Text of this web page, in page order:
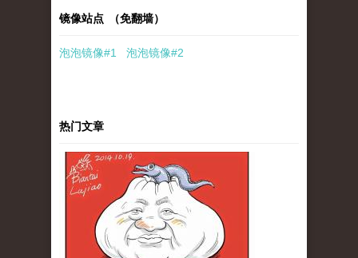
镜像站点 （免翻墙）
泡泡镜像#1 泡泡镜像#2
热门文章